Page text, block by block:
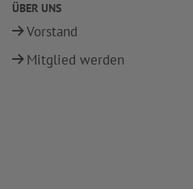
ÜBER UNS
Vorstand
Mitglied werden